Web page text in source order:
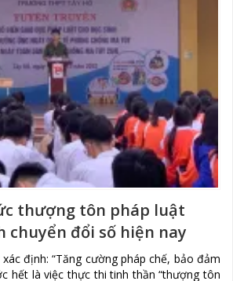
thượng tôn pháp luật
chuyển đổi số hiện nay
định: “Tăng cường pháp chế, bảo đảm
hết là việc thực thi tinh thần “thượng tôn